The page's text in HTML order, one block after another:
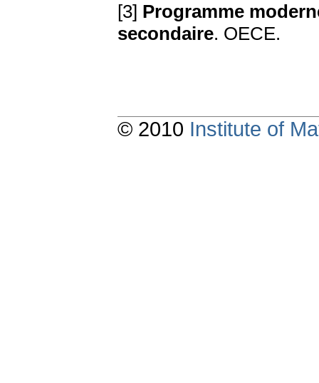
[3] Programme
secondaire. OECE.
© 2010 Institute of